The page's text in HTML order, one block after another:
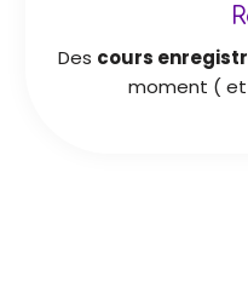
Des cours
moment (